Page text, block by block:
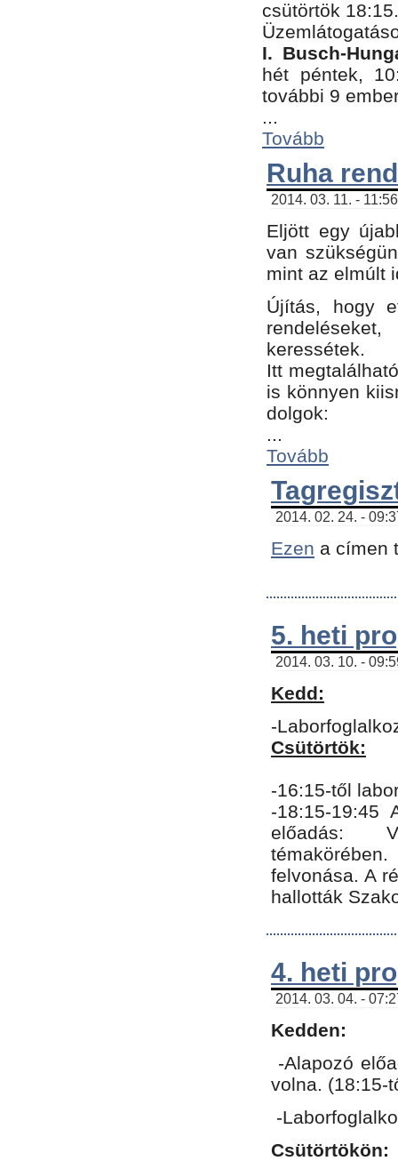
csütörtök 18:15.
I. Busch-
hét péntek,
további 9
...
Tovább
Ruha
2014. 03. 11. -
Eljött egy
van
mint az elmúlt
Újítás, hogy
keressétek.
Itt
is könnyen
dolgok:
...
Tovább
2014. 02. 24. -
Ezen a címen
5. heti
2014. 03. 10. -
Kedd:
-
Csütörtök:
-16:15-től
-18:15-19:45
előadás:
felvonása. A
hallották
4. heti
2014. 03. 04. -
Kedden:
-Alapozó
volna. (18:15-
-
Csütörtökön: